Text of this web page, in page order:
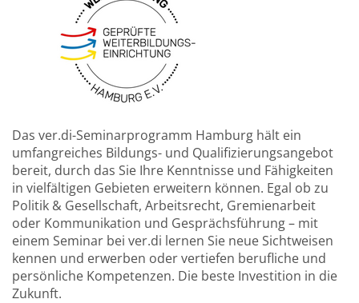
Das ver.di-Seminarprogramm Hamburg hält ein
umfangreiches Bildungs- und Qualifizierungsangebot
bereit, durch das Sie Ihre Kenntnisse und Fähigkeiten
in vielfältigen Gebieten erweitern können. Egal ob zu
Politik & Gesellschaft, Arbeitsrecht, Gremienarbeit
oder Kommunikation und Gesprächsführung – mit
einem Seminar bei ver.di lernen Sie neue Sichtweisen
kennen und erwerben oder vertiefen berufliche und
persönliche Kompetenzen. Die beste Investition in die
Zukunft.